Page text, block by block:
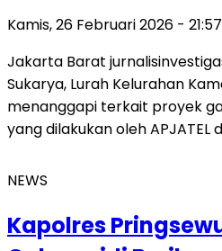
Kamis, 26 Februari 2026 -
Jakarta Barat
Sukarya, Lurah Kelurahan
menanggapi terkait proyek
yang dilakukan oleh APJATEL
NEWS
Kapolres